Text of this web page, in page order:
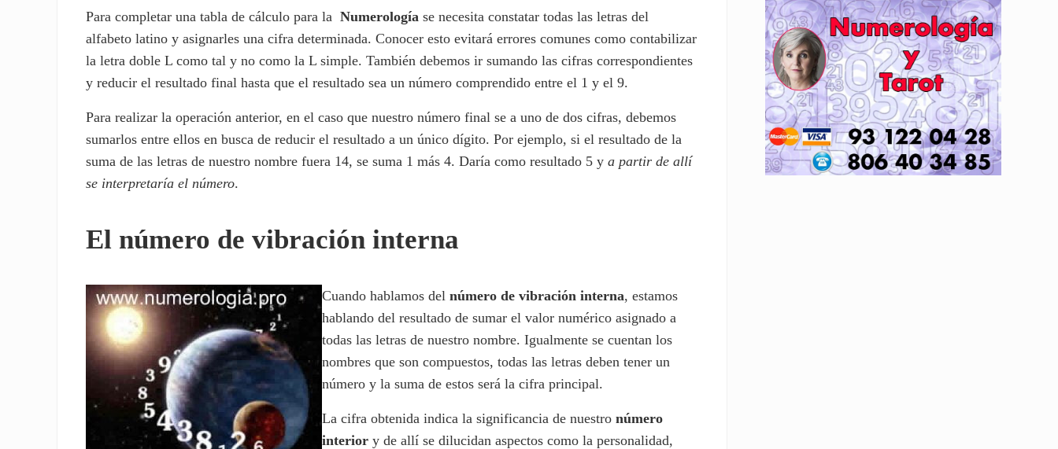
Para completar una tabla de cálculo para laNumerología se necesita constatar todas las letras del
alfabeto latino y asignarles una cifra determinada. Conocer esto evitará errores comunes como contabilizar
la letra doble L como tal y no como la L simple. También debemos ir sumando las cifras correspondientes
y reducir el resultado final hasta que el resultado sea un número comprendido entre el 1 y el 9.
Para realizar la operación anterior, en el caso que nuestro número final se a uno de dos cifras, debemos
sumarlos entre ellos en busca de reducir el resultado a un único dígito. Por ejemplo, si el resultado de la
suma de las letras de nuestro nombre fuera 14, se suma 1 más 4. Daría como resultado 5 ya partir de allí
se interpretaría el número.
El número de vibración interna
Cuando hablamos delnúmero de vibración interna, estamos
hablando del resultado de sumar el valor numérico asignado a
todas las letras de nuestro nombre. Igualmente se cuentan los
nombres que son compuestos, todas las letras deben tener un
número y la suma de estos será la cifra principal.
La cifra obtenida indica la significancia de nuestronúmero
interior y de allí se dilucidan aspectos como la personalidad,